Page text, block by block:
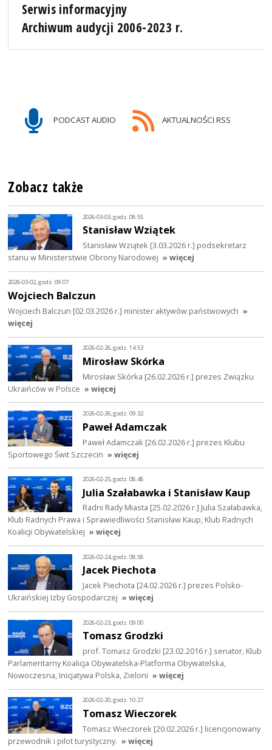
Serwis informacyjny
Archiwum audycji 2006-2023 r.
PODCAST AUDIO AKTUALNOŚCI RSS
Zobacz także
2026-03-03, godz. 08:55
Stanisław Wziątek
Stanisław Wziątek [3.03.2026 r.] podsekretarz
stanu w Ministerstwie Obrony Narodowej » więcej
2026-03-02, godz. 09:07
Wojciech Balczun
Wojciech Balczun [02.03.2026 r.] minister aktywów państwowych »
więcej
2026-02-26, godz. 14:53
Mirosław Skórka
Mirosław Skórka [26.02.2026 r.] prezes Związku
Ukraińców w Polsce » więcej
2026-02-26, godz. 09:32
Paweł Adamczak
Paweł Adamczak [26.02.2026 r.] prezes Klubu
Sportowego Świt Szczecin » więcej
2026-02-25, godz. 08:48
Julia Szałabawka i Stanisław Kaup
Radni Rady Miasta [25.02.2026 r.] Julia Szałabawka,
Klub Radnych Prawa i Sprawiedliwości Stanisław Kaup, Klub Radnych
Koalicji Obywatelskiej » więcej
2026-02-24, godz. 08:58
Jacek Piechota
Jacek Piechota [24.02.2026 r.] prezes Polsko-
Ukraińskiej Izby Gospodarczej » więcej
2026-02-23, godz. 09:00
Tomasz Grodzki
prof. Tomasz Grodzki [23.02.2016 r.] senator, Klub
Parlamentarny Koalicja Obywatelska-Platforma Obywatelska,
Nowoczesna, Inicjatywa Polska, Zieloni » więcej
2026-02-20, godz. 10:27
Tomasz Wieczorek
Tomasz Wieczorek [20.02.2026 r.] licencjonowany
przewodnik i pilot turystyczny. » więcej